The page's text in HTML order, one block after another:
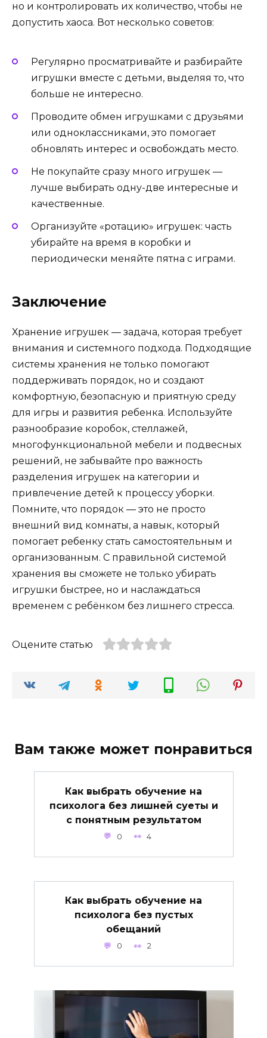
но и контролировать их количество, чтобы не
допустить хаоса. Вот несколько советов:
Регулярно просматривайте и разбирайте
игрушки вместе с детьми, выделяя то, что
больше не интересно.
Проводите обмен игрушками с друзьями
или одноклассниками, это помогает
обновлять интерес и освобождать место.
Не покупайте сразу много игрушек —
лучше выбирать одну-две интересные и
качественные.
Организуйте «ротацию» игрушек: часть
убирайте на время в коробки и
периодически меняйте пятна с играми.
Заключение
Хранение игрушек — задача, которая требует
внимания и системного подхода. Подходящие
системы хранения не только помогают
поддерживать порядок, но и создают
комфортную, безопасную и приятную среду
для игры и развития ребенка. Используйте
разнообразие коробок, стеллажей,
многофункциональной мебели и подвесных
решений, не забывайте про важность
разделения игрушек на категории и
привлечение детей к процессу уборки.
Помните, что порядок — это не просто
внешний вид комнаты, а навык, который
помогает ребенку стать самостоятельным и
организованным. С правильной системой
хранения вы сможете не только убирать
игрушки быстрее, но и наслаждаться
временем с ребёнком без лишнего стресса.
Оцените статью
Вам также может понравиться
Как выбрать обучение на
психолога без лишней суеты и
с понятным результатом
0 4
Как выбрать обучение на
психолога без пустых
обещаний
0 2